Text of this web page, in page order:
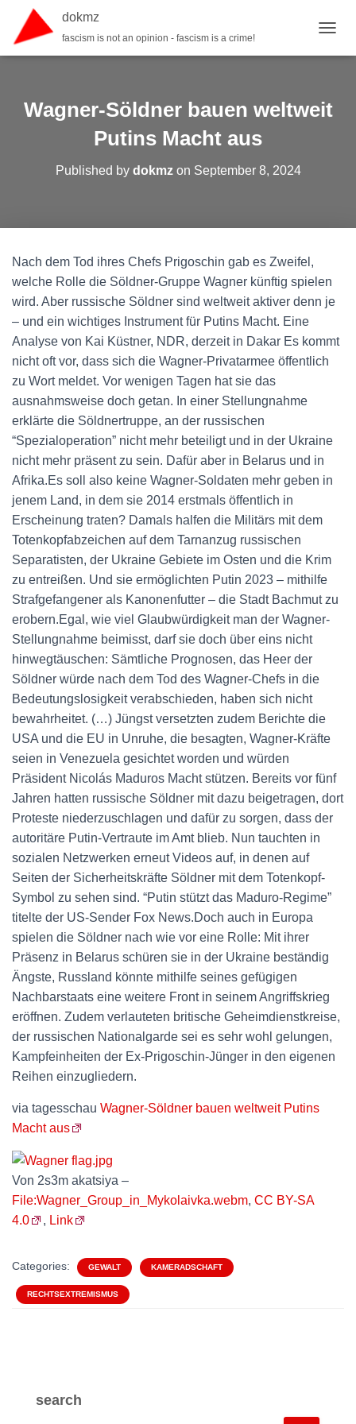
dokmz
fascism is not an opinion - fascism is a crime!
Wagner-Söldner bauen weltweit
Putins Macht aus
Published by dokmzon September 8, 2024
Nach dem Tod ihres Chefs Prigoschin gab es Zweifel,
welche Rolle die Söldner-Gruppe Wagner künftig spielen
wird. Aber russische Söldner sind weltweit aktiver denn je
– und ein wichtiges Instrument für Putins Macht. Eine
Analyse von Kai Küstner, NDR, derzeit in Dakar Es kommt
nicht oft vor, dass sich die Wagner-Privatarmee öffentlich
zu Wort meldet. Vor wenigen Tagen hat sie das
ausnahmsweise doch getan. In einer Stellungnahme
erklärte die Söldnertruppe, an der russischen
“Spezialoperation” nicht mehr beteiligt und in der Ukraine
nicht mehr präsent zu sein. Dafür aber in Belarus und in
Afrika.Es soll also keine Wagner-Soldaten mehr geben in
jenem Land, in dem sie 2014 erstmals öffentlich in
Erscheinung traten? Damals halfen die Militärs mit dem
Totenkopfabzeichen auf dem Tarnanzug russischen
Separatisten, der Ukraine Gebiete im Osten und die Krim
zu entreißen. Und sie ermöglichten Putin 2023 – mithilfe
Strafgefangener als Kanonenfutter – die Stadt Bachmut zu
erobern.Egal, wie viel Glaubwürdigkeit man der Wagner-
Stellungnahme beimisst, darf sie doch über eins nicht
hinwegtäuschen: Sämtliche Prognosen, das Heer der
Söldner würde nach dem Tod des Wagner-Chefs in die
Bedeutungslosigkeit verabschieden, haben sich nicht
bewahrheitet. (…) Jüngst versetzten zudem Berichte die
USA und die EU in Unruhe, die besagten, Wagner-Kräfte
seien in Venezuela gesichtet worden und würden
Präsident Nicolás Maduros Macht stützen. Bereits vor fünf
Jahren hatten russische Söldner mit dazu beigetragen, dort
Proteste niederzuschlagen und dafür zu sorgen, dass der
autoritäre Putin-Vertraute im Amt blieb. Nun tauchten in
sozialen Netzwerken erneut Videos auf, in denen auf
Seiten der Sicherheitskräfte Söldner mit dem Totenkopf-
Symbol zu sehen sind. “Putin stützt das Maduro-Regime”
titelte der US-Sender Fox News.Doch auch in Europa
spielen die Söldner nach wie vor eine Rolle: Mit ihrer
Präsenz in Belarus schüren sie in der Ukraine beständig
Ängste, Russland könnte mithilfe seines gefügigen
Nachbarstaats eine weitere Front in seinem Angriffskrieg
eröffnen. Zudem verlauteten britische Geheimdienstkreise,
der russischen Nationalgarde sei es sehr wohl gelungen,
Kampfeinheiten der Ex-Prigoschin-Jünger in den eigenen
Reihen einzugliedern.
via tagesschau Wagner-Söldner bauen weltweit Putins
Macht aus
Von 2s3m akatsiya –
File:Wagner_Group_in_Mykolaivka.webm, CC BY-SA
4.0
, Link
Categories: GEWALT KAMERADSCHAFT
RECHTSEXTREMISMUS
search